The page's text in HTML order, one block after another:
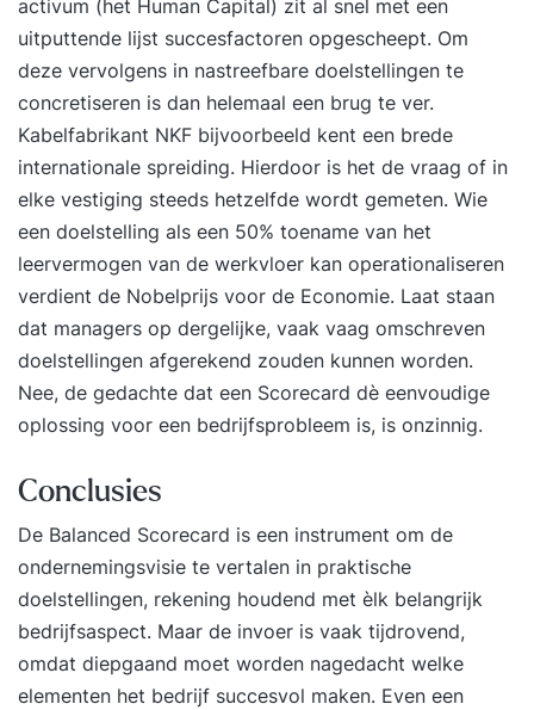
activum (het Human Capital) zit al snel met een
uitputtende lijst succesfactoren opgescheept. Om
deze vervolgens in nastreefbare doelstellingen te
concretiseren is dan helemaal een brug te ver.
Kabelfabrikant NKF bijvoorbeeld kent een brede
internationale spreiding. Hierdoor is het de vraag of in
elke vestiging steeds hetzelfde wordt gemeten. Wie
een doelstelling als een 50% toename van het
leervermogen van de werkvloer kan operationaliseren
verdient de Nobelprijs voor de Economie. Laat staan
dat managers op dergelijke, vaak vaag omschreven
doelstellingen afgerekend zouden kunnen worden.
Nee, de gedachte dat een Scorecard dè eenvoudige
oplossing voor een bedrijfsprobleem is, is onzinnig.
Conclusies
De Balanced Scorecard is een instrument om de
ondernemingsvisie te vertalen in praktische
doelstellingen, rekening houdend met èlk belangrijk
bedrijfsaspect. Maar de invoer is vaak tijdrovend,
omdat diepgaand moet worden nagedacht welke
elementen het bedrijf succesvol maken. Even een